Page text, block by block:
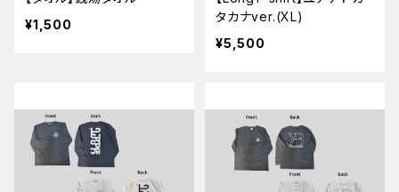
¥1,500
タカナver.(XL)
¥5,500